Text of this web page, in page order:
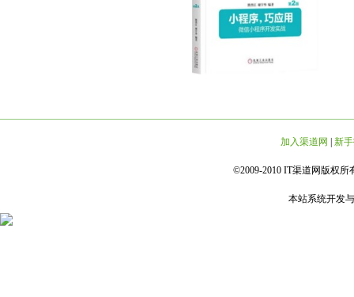
加入渠道网 新
©2009-2010 IT渠道网版权所
本站系统开发